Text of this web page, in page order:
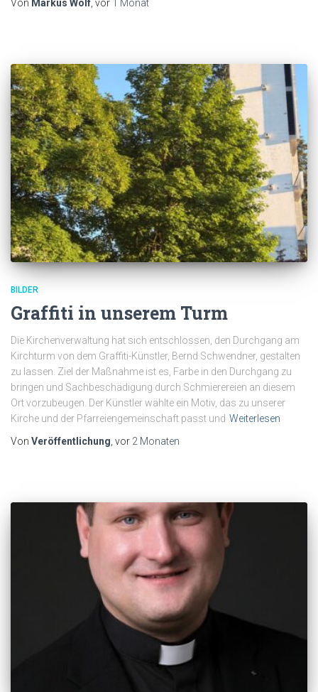
Von Markus Wolf , vor 1 Monat
BILDER
Graffiti in unserem Turm
Die Kirchenverwaltung hat sich entschlossen, den Durchgang am
Kirchturm von dem Graffiti-Künstler, Bernd Schwendner, gestalten
zu lassen. Ziel der Maßnahme ist es, Farbe in den Durchgang zu
bringen und Sachbeschädigung durch Schmierereien an diesem
Ort vorzubeugen. Der Künstler wählte ein Motiv, das zu unserer
Kirche und der Pfarreiengemeinschaft passt und Weiterlesen
Von Veröffentlichung , vor 2 Monaten